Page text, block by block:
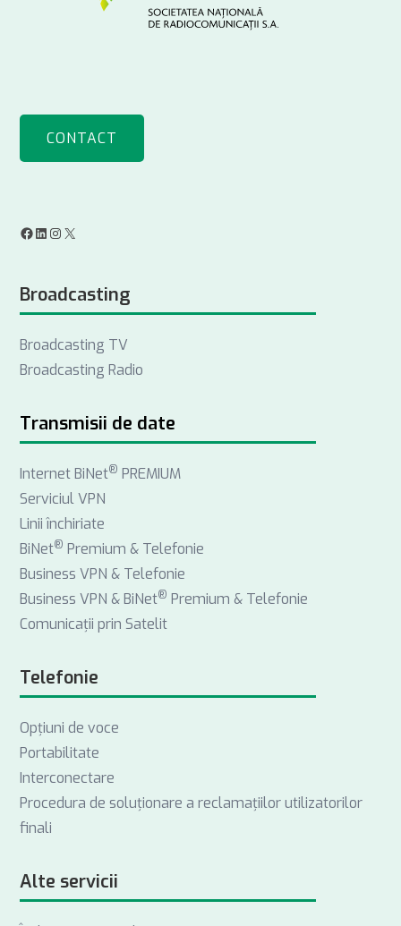
CONTACT
F
c
e
b
o
k
L
n
k
e
d
n
s
t
a
g
a
m
X
Broadcasting
Broadcasting TV
Broadcasting Radio
Transmisii de date
Internet BiNet® PREMIUM
Serviciul VPN
Linii închiriate
BiNet® Premium & Telefonie
Business VPN & Telefonie
Business VPN & BiNet® Premium & Telefonie
Comunicații prin Satelit
Telefonie
Opţiuni de voce
Portabilitate
Interconectare
Procedura de soluționare a reclamațiilor utilizatorilor
finali
Alte servicii